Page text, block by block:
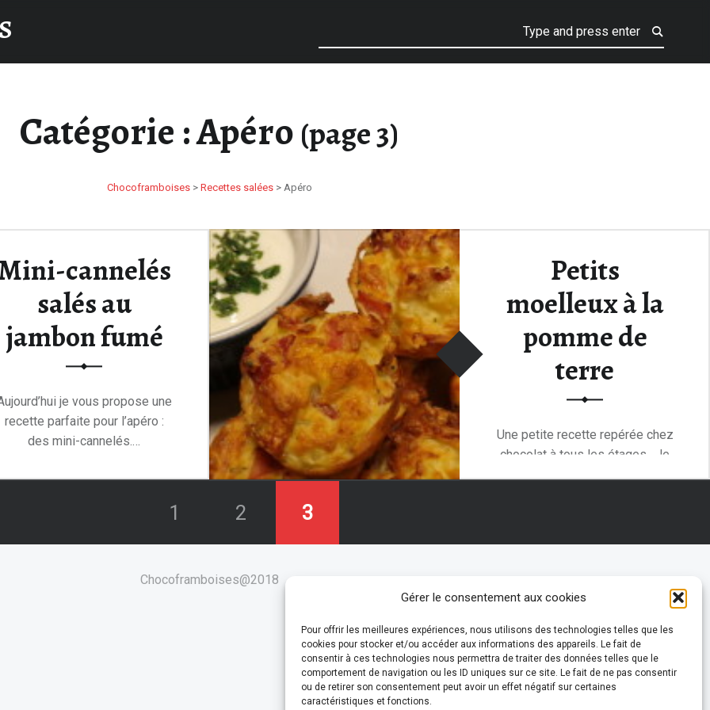
Gérer le consentement aux cookies
Pour offrir les meilleures expériences, nous utilisons des technologies telles que les
cookies pour stocker et/ou accéder aux informations des appareils. Le fait de
consentir à ces technologies nous permettra de traiter des données telles que le
comportement de navigation ou les ID uniques sur ce site. Le fait de ne pas consentir
ou de retirer son consentement peut avoir un effet négatif sur certaines
caractéristiques et fonctions.
Catégorie :Apéro (page 3)
Chocoframboises> Recettes salées> Apéro
cannelés
salés au
jambon fumé
je vous propose une
recette parfaite pour l’apéro :
des mini-cannelés.…
Petits
moelleux à la
pomme de
terre
Une petite recette repérée chez
chocolat à tous les étages. Je
vous…
1 2 3
Chocoframboises@2018